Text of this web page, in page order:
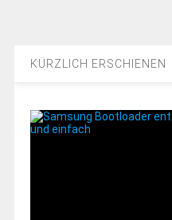
KÜRZLICH ERSCHIENEN